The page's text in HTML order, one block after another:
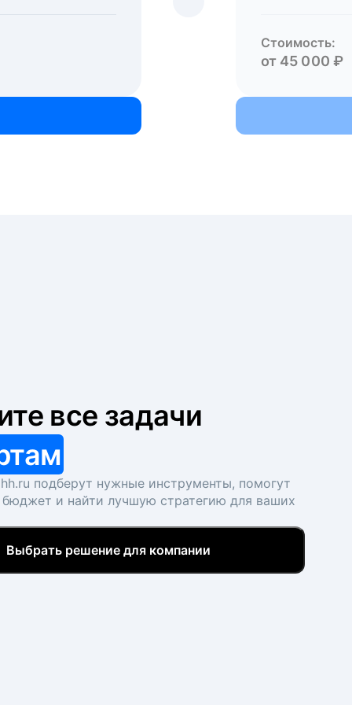
Стоимость:
от 45 000 ₽
все задачи
подберут нужные инструменты, помогут
бюджет и найти лучшую стратегию для ваших
Выбрать решение для компании